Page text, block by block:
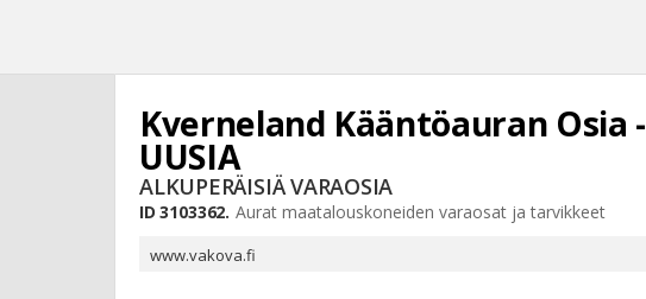
Kverneland Kääntöauran Osia -
UUSIA
ALKUPERÄISIÄ VARAOSIA
ID3103362. Auratmaatalouskoneiden varaosat ja tarvikkeet
www.vakova.fi